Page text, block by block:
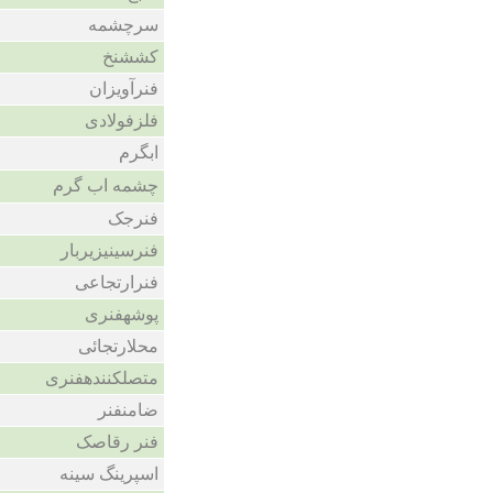
سرچشمه
کششنخ
فنرآویزان
فلزفولادی
ابگرم
چشمه اب گرم
فنرجک
فنرسینیزیربار
فنرارتجاعی
پوشهفنری
محلارتجائی
متصلکنندهفنری
ضامنفنر
فنر رقاصک
اسپرینگ سینه